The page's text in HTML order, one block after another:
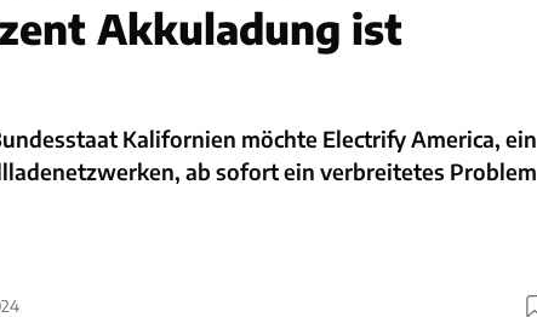
Akkuladung ist
Kalifornien möchte Electrify America, ein
ab sofort ein verbreitetes Problem